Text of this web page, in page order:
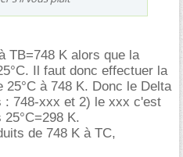
TB=748 K alors que la
Il faut donc effectuer la
à 748 K. Donc le Delta
: 748-xxx et 2) le xxx c'est
K.
de 748 K à TC,